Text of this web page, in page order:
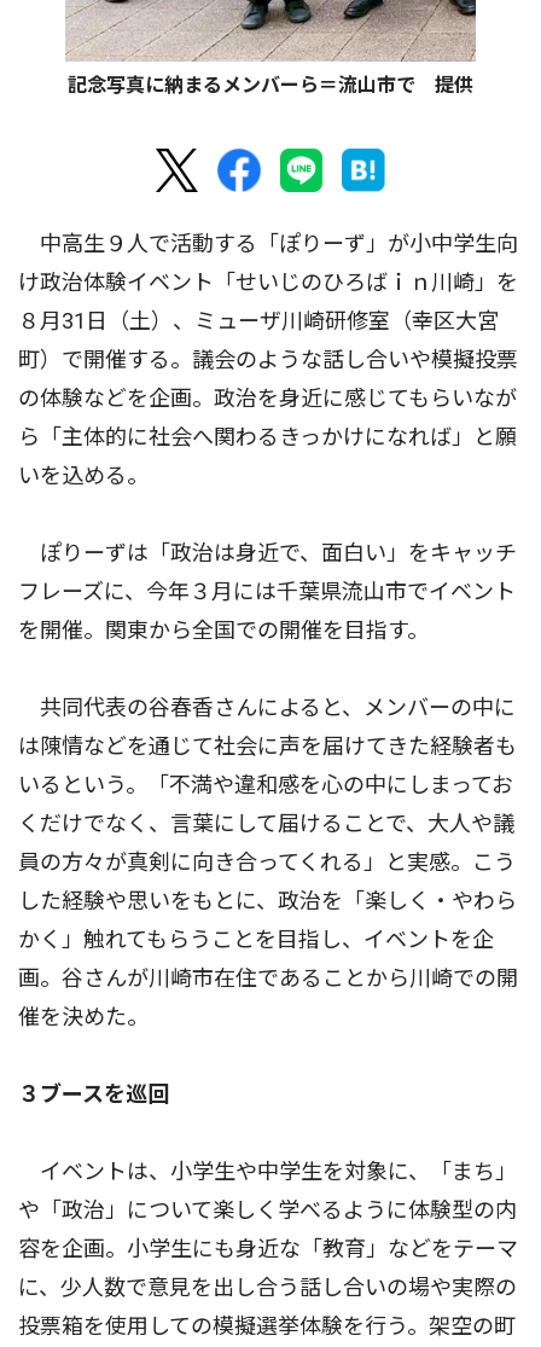
記念写真に納まるメンバーら＝流山市で 提供
中高生９人で活動する「ぽりーず」が小中学生向
け政治体験イベント「せいじのひろばｉｎ川崎」を
８月31日（土）、ミューザ川崎研修室（幸区大宮
町）で開催する。議会のような話し合いや模擬投票
の体験などを企画。政治を身近に感じてもらいなが
ら「主体的に社会へ関わるきっかけになれば」と願
いを込める。
ぽりーずは「政治は身近で、面白い」をキャッチ
フレーズに、今年３月には千葉県流山市でイベント
を開催。関東から全国での開催を目指す。
共同代表の谷春香さんによると、メンバーの中に
は陳情などを通じて社会に声を届けてきた経験者も
いるという。「不満や違和感を心の中にしまってお
くだけでなく、言葉にして届けることで、大人や議
員の方々が真剣に向き合ってくれる」と実感。こう
した経験や思いをもとに、政治を「楽しく・やわら
かく」触れてもらうことを目指し、イベントを企
画。谷さんが川崎市在住であることから川崎での開
催を決めた。
３ブースを巡回
イベントは、小学生や中学生を対象に、「まち」
や「政治」について楽しく学べるように体験型の内
容を企画。小学生にも身近な「教育」などをテーマ
に、少人数で意見を出し合う話し合いの場や実際の
投票箱を使用しての模擬選挙体験を行う。架空の町